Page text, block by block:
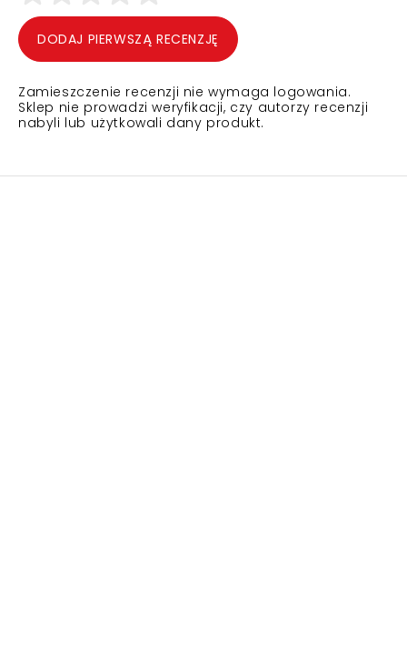
DODAJ PIERWSZĄ RECENZJĘ
Zamieszczenie recenzji nie wymaga logowania.
Sklep nie prowadzi weryfikacji, czy autorzy recenzji
nabyli lub użytkowali dany produkt.